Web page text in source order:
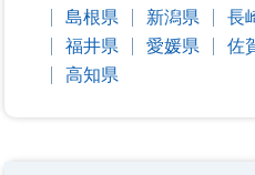
島根県
新潟県 長
福井県
愛媛県 佐
高知県